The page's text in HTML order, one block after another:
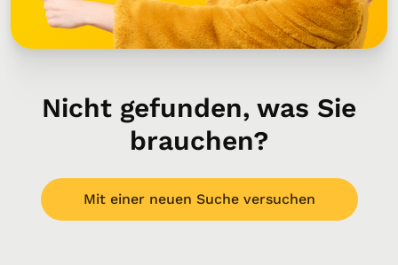
Nicht gefunden, was Sie
brauchen?
Mit einer neuen Suche versuchen